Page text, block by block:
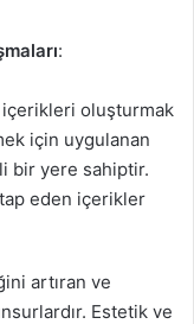
:
içerikleri oluşturmak
için uygulanan
bir yere sahiptir.
eden içerikler
artıran ve
Estetik ve